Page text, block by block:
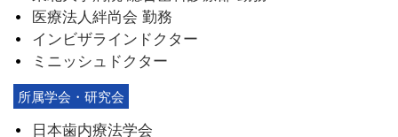
医療法人絆尚会 勤務
インビザラインドクター
ミニッシュドクター
所属学会・研究会
日本歯内療法学会